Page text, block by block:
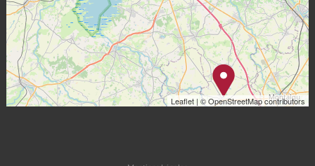
Leaflet | © OpenStreetMap contributors